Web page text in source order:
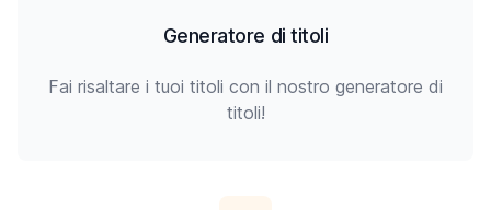
Generatore di titoli
Fai risaltare i tuoi titoli con il nostro generatore di
titoli!